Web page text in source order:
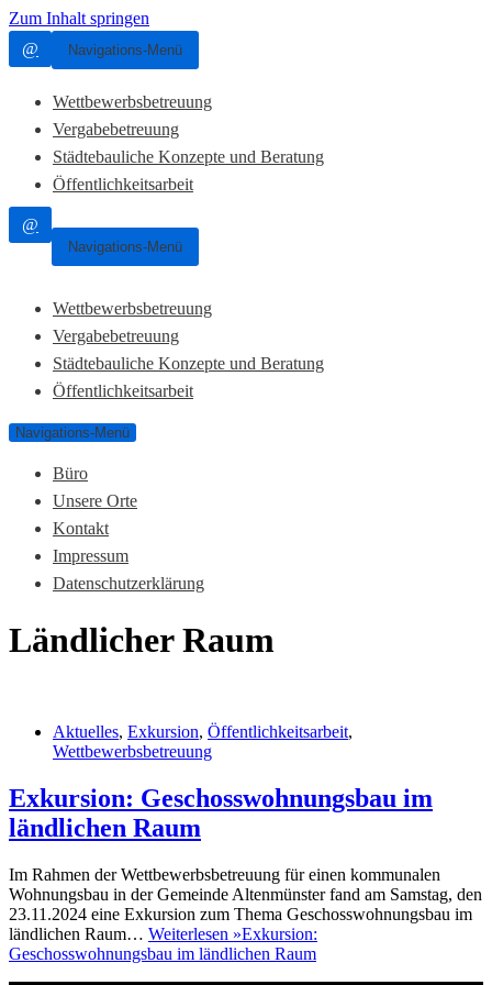
Zum Inhalt springen
@
Navigations-Menü
Wettbewerbsbetreuung
Vergabebetreuung
Städtebauliche Konzepte und Beratung
Öffentlichkeitsarbeit
@
Navigations-Menü
Wettbewerbsbetreuung
Vergabebetreuung
Städtebauliche Konzepte und Beratung
Öffentlichkeitsarbeit
Navigations-Menü
Büro
Unsere Orte
Kontakt
Impressum
Datenschutzerklärung
Ländlicher Raum
Aktuelles, Exkursion, Öffentlichkeitsarbeit,
Wettbewerbsbetreuung
Exkursion: Geschosswohnungsbau im
ländlichen Raum
Im Rahmen der Wettbewerbsbetreuung für einen kommunalen
Wohnungsbau in der Gemeinde Altenmünster fand am Samstag, den
23.11.2024 eine Exkursion zum Thema Geschosswohnungsbau im
ländlichen Raum… Weiterlesen »Exkursion:
Geschosswohnungsbau im ländlichen Raum